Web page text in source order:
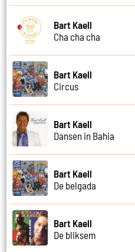
Bart Kaell
Cha cha cha
Bart Kaell
Circus
Bart Kaell
Dansen in Bahia
Bart Kaell
De belgada
Bart Kaell
De bliksem